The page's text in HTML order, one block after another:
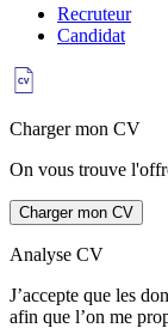
Recruteur
Candidat
Charger mon CV
On vous trouve
Charger mon CV
Analyse CV
J’accepte que les
afin que l’on me